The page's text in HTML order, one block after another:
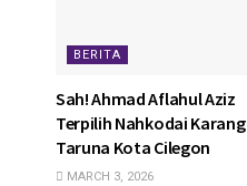
BERITA
Sah! Ahmad Aflahul Aziz
Terpilih Nahkodai Karang
Taruna Kota Cilegon
MARCH 3, 2026